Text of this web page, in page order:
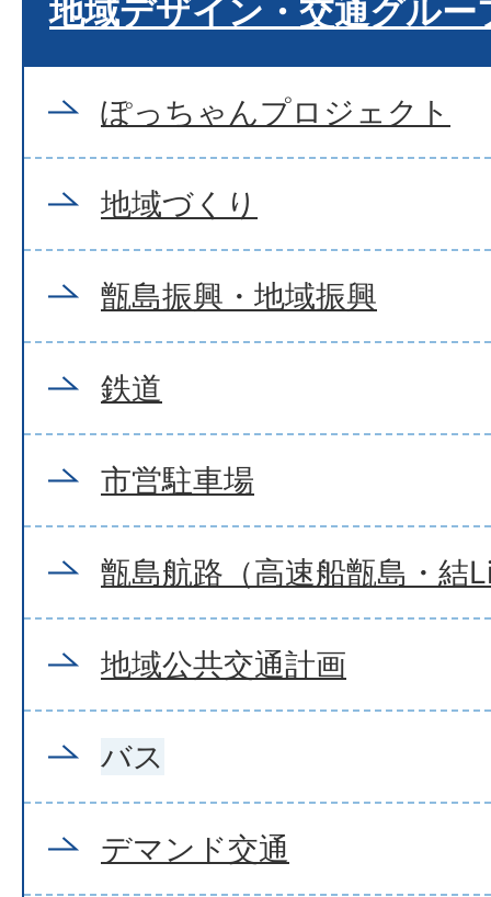
地域デザイン・交通グルー
ぽっちゃんプロジェクト
地域づくり
甑島振興・地域振興
鉄道
市営駐車場
甑島航路（高速船甑島・結
地域公共交通計画
バス
デマンド交通